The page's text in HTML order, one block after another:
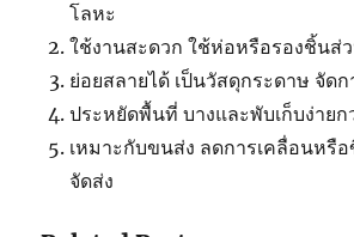
โลหะ
ใช้งานสะดวก ใช้ห่อหรือรองชิ้นส่
ย่อยสลายได้ เป็นวัสดุกระดาษ จัดก
ประหยัดพื้นที่ บางและพับเก็บง่าย
เหมาะกับขนส่ง ลดการเคลื่อนหรื
จัดส่ง